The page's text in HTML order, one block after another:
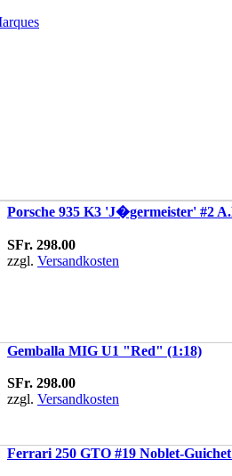
Porsche 935 K3 'J�germeister' #2
SFr. 298.00
zzgl. Versandkosten
Gemballa MIG U1 "Red" (1:18)
SFr. 298.00
zzgl. Versandkosten
Ferrari 250 GTO #19 Noblet-